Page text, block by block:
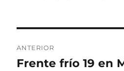
o
e
a
a
ANTERIOR
E
Frente frío 19 en